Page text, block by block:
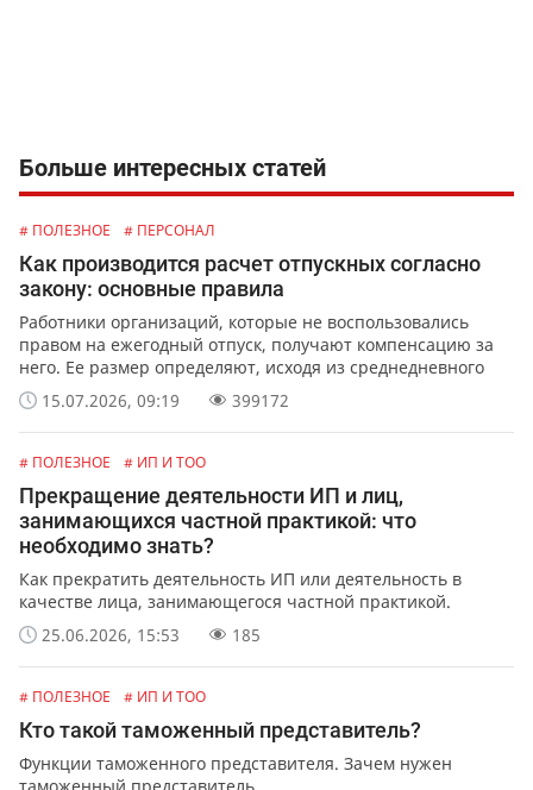
Больше интересных статей
# ПОЛЕЗНОЕ # ПЕРСОНАЛ
Как производится расчет отпускных согласно
закону: основные правила
Работники организаций, которые не воспользовались
правом на ежегодный отпуск, получают компенсацию за
него. Ее размер определяют, исходя из среднедневного
заработка сотрудника.
15.07.2026, 09:19 399172
# ПОЛЕЗНОЕ # ИП И ТОО
Прекращение деятельности ИП и лиц,
занимающихся частной практикой: что
необходимо знать?
Как прекратить деятельность ИП или деятельность в
качестве лица, занимающегося частной практикой.
25.06.2026, 15:53
185
# ПОЛЕЗНОЕ # ИП И ТОО
Кто такой таможенный представитель?
Функции таможенного представителя. Зачем нужен
таможенный представитель.